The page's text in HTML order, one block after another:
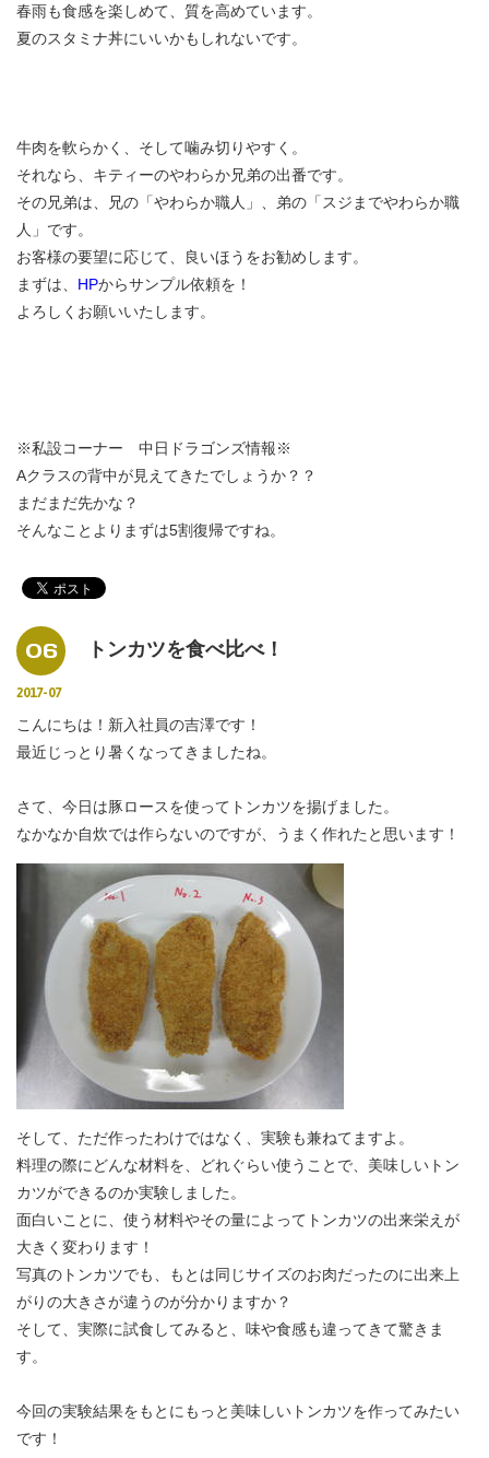
春雨も食感を楽しめて、質を高めています。
夏のスタミナ丼にいいかもしれないです。
牛肉を軟らかく、そして噛み切りやすく。
それなら、キティーのやわらか兄弟の出番です。
その兄弟は、兄の「やわらか職人」、弟の「スジまでやわらか職
人」です。
お客様の要望に応じて、良いほうをお勧めします。
まずは、 HPからサンプル依頼を！
よろしくお願いいたします。
※私設コーナー 中日ドラゴンズ情報※
Aクラスの背中が見えてきたでしょうか？？
まだまだ先かな？
そんなことよりまずは5割復帰ですね。
06
2017-07
トンカツを食べ比べ！
こんにちは！新入社員の吉澤です！
最近じっとり暑くなってきましたね。
さて、今日は豚ロースを使ってトンカツを揚げました。
なかなか自炊では作らないのですが、うまく作れたと思います！
そして、ただ作ったわけではなく、実験も兼ねてますよ。
料理の際にどんな材料を、どれぐらい使うことで、美味しいトン
カツができるのか実験しました。
面白いことに、使う材料やその量によってトンカツの出来栄えが
大きく変わります！
写真のトンカツでも、もとは同じサイズのお肉だったのに出来上
がりの大きさが違うのが分かりますか？
そして、実際に試食してみると、味や食感も違ってきて驚きま
す。
今回の実験結果をもとにもっと美味しいトンカツを作ってみたい
です！